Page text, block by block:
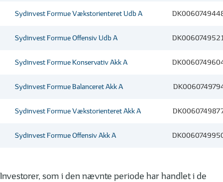
Sydinvest Formue Vækstorienteret Udb A
Sydinvest Formue Offensiv Udb A
Sydinvest Formue Konservativ Akk A
Sydinvest Formue Balanceret Akk A
Sydinvest Formue Vækstorienteret Akk A
Sydinvest Formue Offensiv Akk A
Investorer, som i den nævnte periode har handlet i de